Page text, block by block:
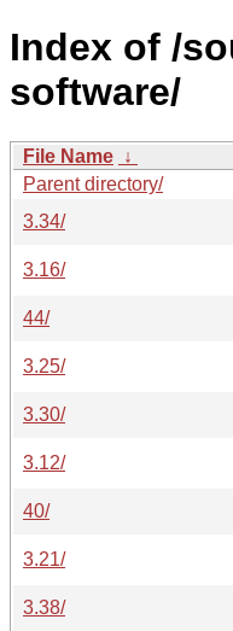
Index of /
software/
File Name ↓
Parent directory/
3.34/
3.16/
44/
3.25/
3.30/
3.12/
40/
3.21/
3.38/